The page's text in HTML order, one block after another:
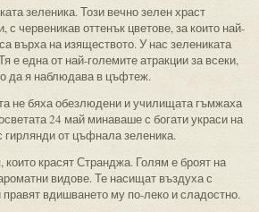
зеленика. Този вечно зелен храст
с червеникав оттенък цветове, за които най-
върха на изяществото. У нас зелениката
е една от най-големите атракции за всеки,
да я наблюдава в цъфтеж.
не бяха обезлюдени и училищата гъмжаха
24 май минаваше с богати украси на
гирлянди от цъфнала зеленика.
красят Странджа. Голям е броят на
видове. Те насищат въздуха с
вдишването му по-леко и сладостно.